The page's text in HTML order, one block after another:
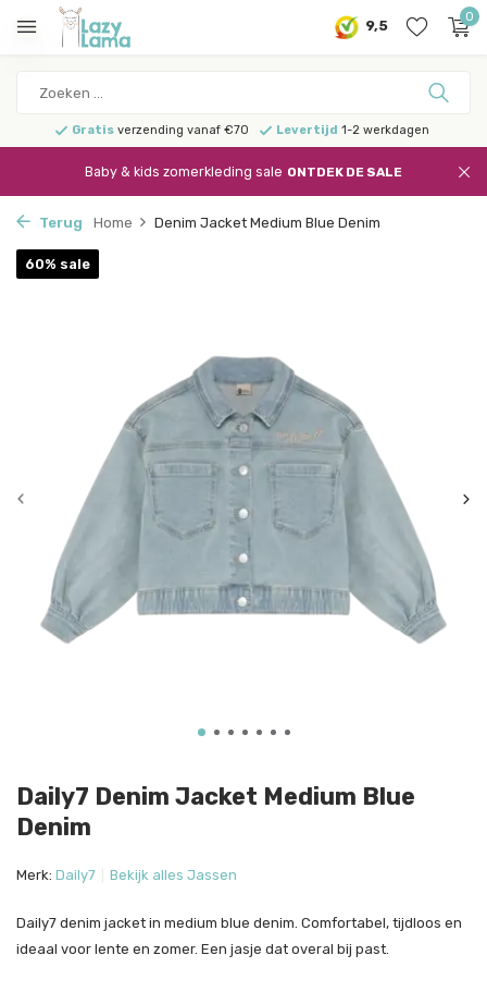
9,5
0
Gratis verzending vanaf €70 Levertijd 1-2 werkdagen
Baby & kids zomerkleding sale ONTDEK DE SALE
Terug Home Denim Jacket Medium Blue Denim
Daily7 Denim Jacket Medium Blue
Denim
60% sale
Merk: Daily7 Bekijk alles Jassen
Daily7 denim jacket in medium blue denim. Comfortabel, tijdloos en
ideaal voor lente en zomer. Een jasje dat overal bij past.